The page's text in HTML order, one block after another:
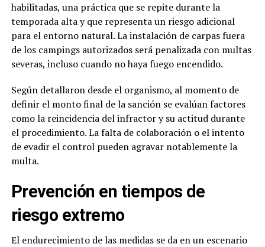
habilitadas, una práctica que se repite durante la
temporada alta y que representa un riesgo adicional
para el entorno natural. La instalación de carpas fuera
de los campings autorizados será penalizada con multas
severas, incluso cuando no haya fuego encendido.
Según detallaron desde el organismo, al momento de
definir el monto final de la sanción se evalúan factores
como la reincidencia del infractor y su actitud durante
el procedimiento. La falta de colaboración o el intento
de evadir el control pueden agravar notablemente la
multa.
Prevención en tiempos de
riesgo extremo
El endurecimiento de las medidas se da en un escenario